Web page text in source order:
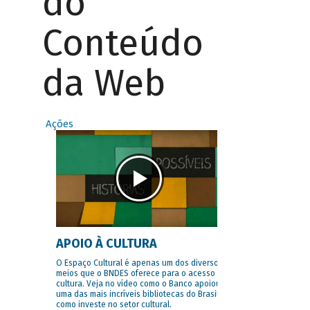
Conteúdo
da Web
Ações
APOIO À CULTURA
O Espaço Cultural é apenas um dos diversos
meios que o BNDES oferece para o acesso à
cultura. Veja no vídeo como o Banco apoiou
uma das mais incríveis bibliotecas do Brasil e
como investe no setor cultural.